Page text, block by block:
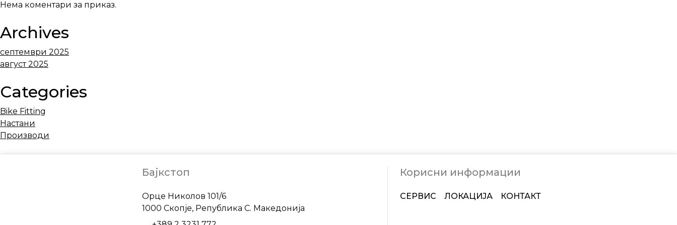
Нема коментари за приказ.
Archives
септември 2025
август 2025
Categories
Bike Fitting
Настани
Производи
Бајкстоп
Орце Николов 101/6
1000 Скопје, Република С. Македонија
Address
Корисни информации
СЕРВИС ЛОКАЦИЈА КОНТАКТ